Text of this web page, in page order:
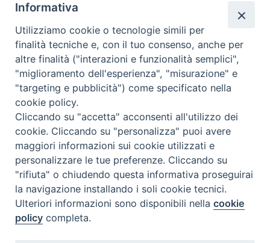
Il servizio di Pronta Disponibilità viene garantito per entrambe le
Regioni nelle giornate di sabato e nei giorni festivi: dalle 08.00
alle 20.00
Accompagnare il campione con la scheda di segnalazione caso
(Link alla Circolare)e la relativa modulistica
Per l'Emilia-Romagna :
Per la Lombardia :Link al Mod.Accompagnamento
08/08/2026 PER LA REGIONE LOMBARDIA:
DR. PAVONI ENRICO tel. 3391639372
08/08/2026 PER LA REGIONE EMILIA ROMAGNA:
DOTT.SSA TADDEI ROBERTA tel. 3312331005
Informativa
Utilizziamo cookie o tecnologie simili per
finalità tecniche e, con il tuo consenso, anche per
altre finalità ("interazioni e funzionalità semplici",
"miglioramento dell'esperienza", "misurazione" e
"targeting e pubblicità") come specificato nella
cookie policy.
Cliccando su "accetta" acconsenti all'utilizzo dei
cookie. Cliccando su "personalizza" puoi avere
maggiori informazioni sui cookie utilizzati e
personalizzare le tue preferenze. Cliccando su
"rifiuta" o chiudendo questa informativa proseguirai
la navigazione installando i soli cookie tecnici.
Ulteriori informazioni sono disponibili nellacookie
policy completa.